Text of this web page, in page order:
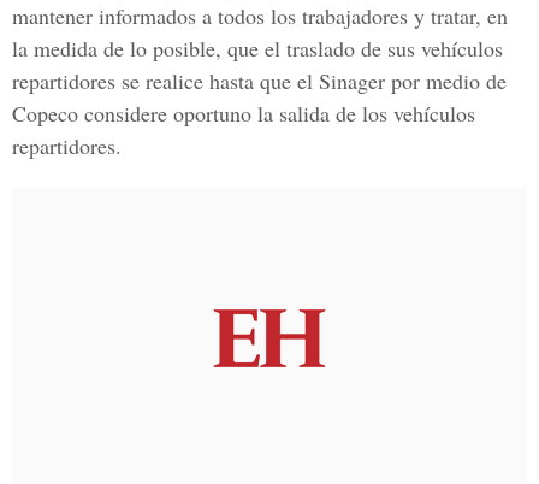
mantener informados a todos los trabajadores y tratar, en
la medida de lo posible, que el traslado de sus vehículos
repartidores se realice hasta que el Sinager por medio de
Copeco considere oportuno la salida de los vehículos
repartidores.